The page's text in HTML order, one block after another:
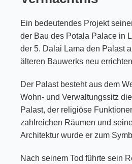
Ein bedeutendes Projekt
der Bau des Potala Palace in
der 5. Dalai Lama den Palast
älteren Bauwerks neu
Der Palast besteht aus dem
Wohn- und Verwaltungssitz
Palast, der religiöse
zahlreichen Räumen und
Architektur wurde er zum
Nach seinem Tod führte sein